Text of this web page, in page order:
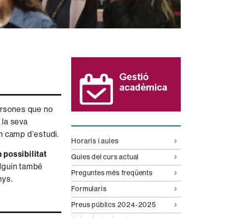
que no
seva
camp d'estudi.
possibilitat
també
Informació
complementària
Horaris i aules
Guies del curs actual
Preguntes més freqüents
Formularis
Preus públics 2024-2025